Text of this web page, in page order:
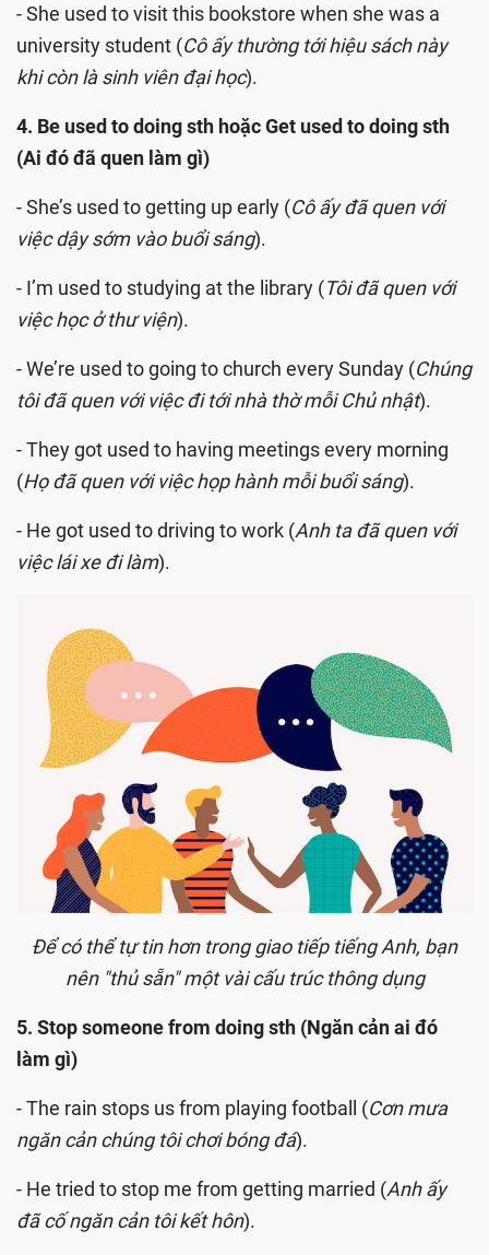
- She used to visit this bookstore when she was a
university student (Cô ấy thường tới hiệu sách này
khi còn là sinh viên đại học).
4. Be used to doing sth hoặc Get used to doing sth
(Ai đó đã quen làm gì)
- She’s used to getting up early (Cô ấy đã quen với
việc dậy sớm vào buổi sáng).
- I’m used to studying at the library (Tôi đã quen với
việc học ở thư viện).
- We’re used to going to church every Sunday (Chúng
tôi đã quen với việc đi tới nhà thờ mỗi Chủ nhật).
- They got used to having meetings every morning
(Họ đã quen với việc họp hành mỗi buổi sáng).
- He got used to driving to work (Anh ta đã quen với
việc lái xe đi làm).
Để có thể tự tin hơn trong giao tiếp tiếng Anh, bạn
nên "thủ sẵn" một vài cấu trúc thông dụng
5. Stop someone from doing sth (Ngăn cản ai đó
làm gì)
- The rain stops us from playing football (Cơn mưa
ngăn cản chúng tôi chơi bóng đá).
- He tried to stop me from getting married (Anh ấy
đã cố ngăn cản tôi kết hôn).